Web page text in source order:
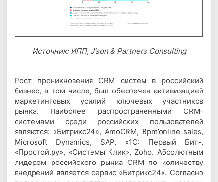
Источник: ИПП, J’son & Partners Consulting
Рост проникновения CRM систем в российский
бизнес, в том числе, был обеспечен активизацией
маркетинговых усилий ключевых участников
рынка. Наиболее распространенными CRM-
системами среди российских пользователей
являются: «Битрикс24», AmoCRM, Bpm’online sales,
Microsoft Dynamics, SAP, «1С: Первый Бит»,
«Простой.ру», «Системы Клик», Zoho. Абсолютным
лидером российского рынка CRM по количеству
внедрений является сервис «Битрикс24». Согласно